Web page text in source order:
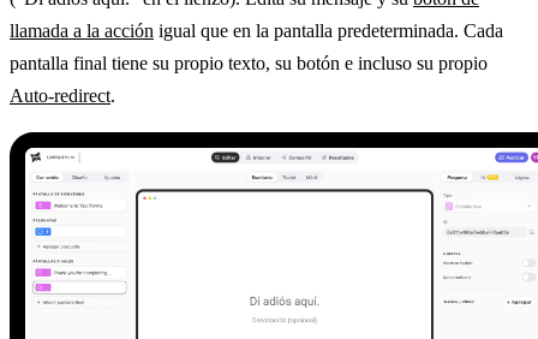
llamada a la acción igual que en la pantalla predeterminada. Cada
pantalla final tiene su propio texto, su botón e incluso su propio
Auto-redirect.